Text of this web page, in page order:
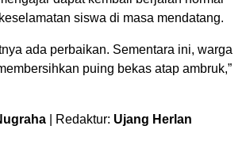
siswa di masa mendatang.
ada perbaikan. Sementara ini, warga
puing bekas atap ambruk,”
| Redaktur: Ujang Herlan